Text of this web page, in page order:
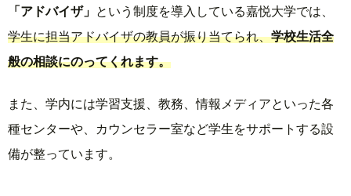
「アドバイザ」 という制度を導入している嘉悦大学では、
学生に担当アドバイザの教員が振り当てられ、学校生活全
般の相談にのってくれます。
また、学内には学習支援、教務、情報メディアといった各
種センターや、カウンセラー室など学生をサポートする設
備が整っています。